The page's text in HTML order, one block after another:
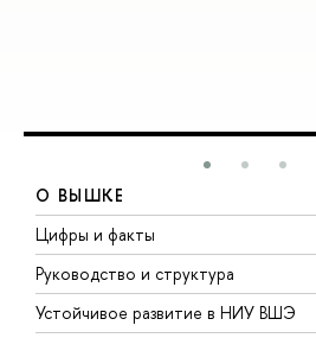
О ВЫШКЕ
Цифры и факты
Руководство и структура
Устойчивое развитие в НИУ ВШЭ